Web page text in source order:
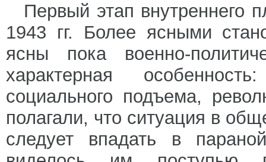
Первый этап внутреннего
1943 гг. Более ясными
ясны пока военно-
характерная
социального подъема,
полагали, что ситуация в
следует впадать в